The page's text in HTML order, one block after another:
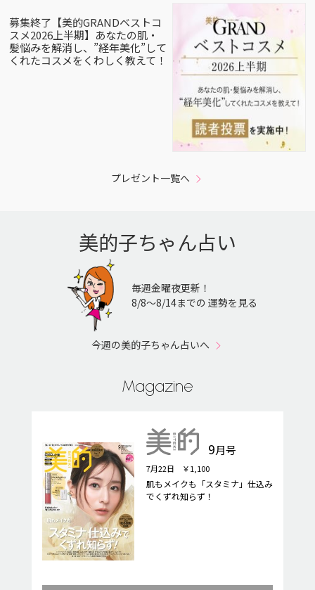
募集終了【美的GRANDベストコ
スメ2026上半期】あなたの肌・
髪悩みを解消し、”経年美化”して
くれたコスメをくわしく教えて！
プレゼント一覧へ
美的子ちゃん占い
毎週金曜夜更新！
8/8〜8/14までの 運勢を見る
今週の美的子ちゃん占いへ
Magazine
9月号
7月22日 ￥1,100
肌もメイクも「スタミナ」仕込み
でくずれ知らず！